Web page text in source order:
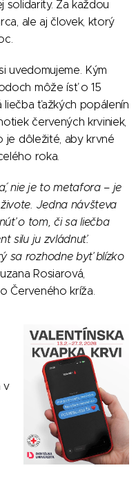
solidarity. Za každou
ale aj človek, ktorý
uvedomujeme. Kým
môže ísť o 15
ťažkých popálenín
červených krviniek,
je dôležité, aby krvné
roka.
nie je to metafora – je
Jedna návšteva
o tom, či sa liečba
silu ju zvládnuť.
sa rozhodne byť blízko
Rosiarová,
Červeného kríža.
v